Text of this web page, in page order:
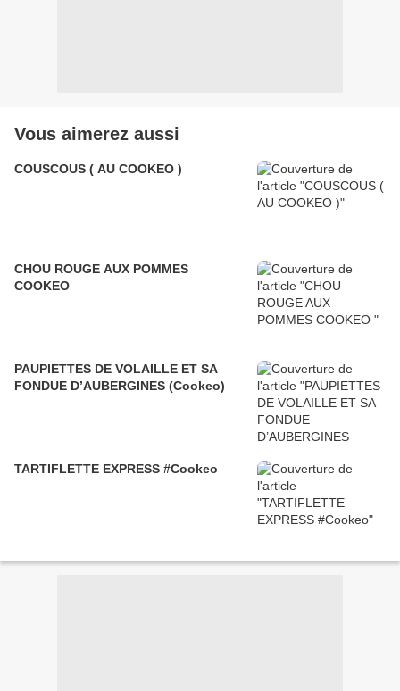
Vous aimerez aussi
COUSCOUS ( AU COOKEO )
CHOU ROUGE AUX POMMES
COOKEO
PAUPIETTES DE VOLAILLE ET SA
FONDUE D’AUBERGINES (Cookeo)
TARTIFLETTE EXPRESS #Cookeo